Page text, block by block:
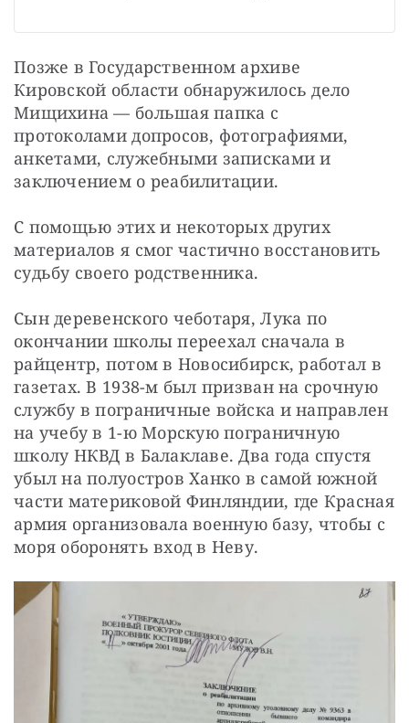
Позже в Государственном архиве
Кировской области обнаружилось дело
Мищихина — большая папка с
протоколами допросов, фотографиями,
анкетами, служебными записками и
заключением о реабилитации.
С помощью этих и некоторых других
материалов я смог частично восстановить
судьбу своего родственника.
Сын деревенского чеботаря, Лука по
окончании школы переехал сначала в
райцентр, потом в Новосибирск, работал в
газетах. В 1938-м был призван на срочную
службу в пограничные войска и направлен
на учебу в 1-ю Морскую пограничную
школу НКВД в Балаклаве. Два года спустя
убыл на полуостров Ханко в самой южной
части материковой Финляндии, где Красная
армия организовала военную базу, чтобы с
моря оборонять вход в Неву.